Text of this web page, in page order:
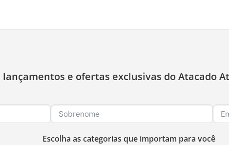
lançamentos e ofertas exclusivas do Atacado
Escolha as categorias que importam para você